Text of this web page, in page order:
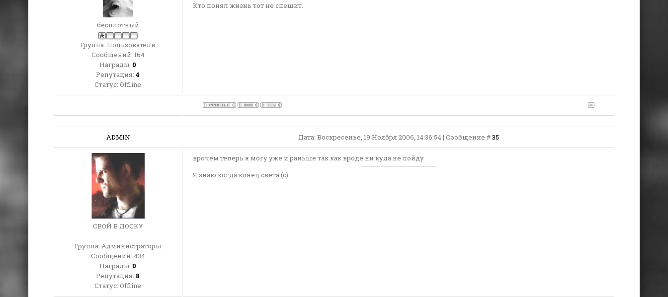
бесплотный
Группа: Пользователи
Сообщений: 164
Награды: 0
Репутация: 4
Статус: Offline
Кто понял жизнь тот не спешит.
ADMIN Дата: Воскресенье, 19 Ноября 2006, 14:36:54 | Сообщение #35
СВОЙ В ДОСКУ
Группа: Администраторы
Сообщений: 434
Награды: 0
Репутация: 8
Статус: Offline
врочем теперь я могу уже и раньше так как вроде ни куда не пойду
Я знаю когда конец света (с)